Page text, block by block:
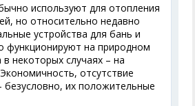
используют для отопления
но относительно недавно
устройства для бань и
функционируют на природном
некоторых случаях – на
отсутствие
безусловно, их положительные